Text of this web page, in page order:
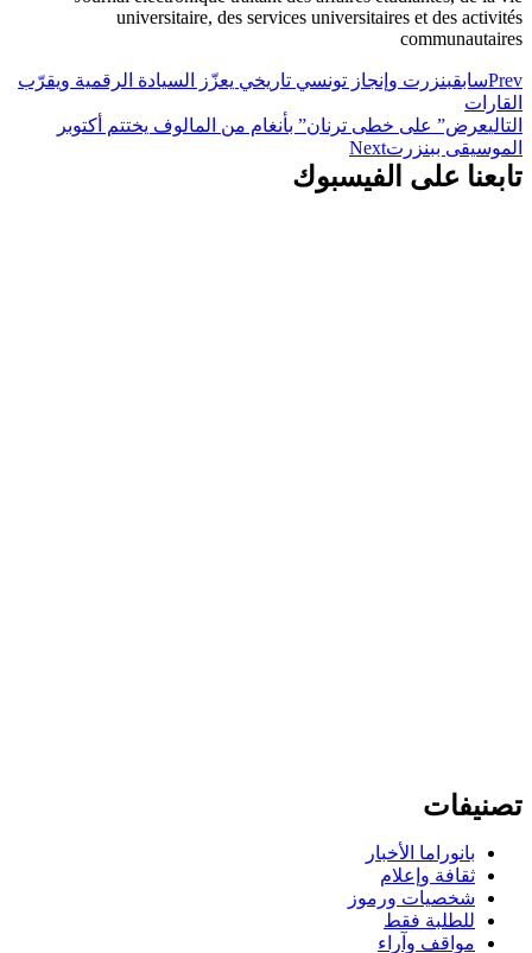
universitaire, des services universitaires et des activités
communautaires
Prevسابقبنزرت وإنجاز تونسي تاريخي يعزّز السيادة الرقمية ويقرّب
القارات
التاليعرض” على خطى ترنان” بأنغام من المالوف يختتم أكتوبر
الموسيقى ببنزرتNext
تابعنا على الفيسبوك
تصنيفات
بانوراما الأخبار
ثقافة وإعلام
شخصيات ورموز
للطلبة فقط
مواقف وآراء